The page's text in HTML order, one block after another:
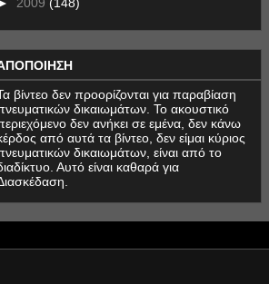
βίντεο δεν προορίζονται για παραβίαση
δικαιωμάτων. Το ακουστικό
δεν ανήκει σε εμένα, δεν κάνω
από αυτά τα βίντεο, δεν είμαι κύριος
δικαιωμάτων, είναι από το
Αυτό είναι καθαρά για